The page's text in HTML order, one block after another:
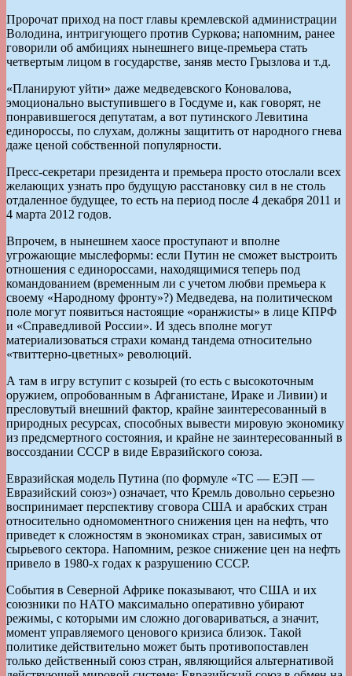
Пророчат приход на пост главы кремлевской администрации
Володина, интригующего против Суркова; напомним, ранее
говорили об амбициях нынешнего вице-премьера стать
четвертым лицом в государстве, заняв место Грызлова и т.д.
«Планируют уйти» даже медведевского Коновалова,
эмоционально выступившего в Госдуме и, как говорят, не
понравившегося депутатам, а вот путинского Левитина
единороссы, по слухам, должны защитить от народного гнева
даже ценой собственной популярности.
Пресс-секретари президента и премьера просто отослали всех
желающих узнать про будущую расстановку сил в не столь
отдаленное будущее, то есть на период после 4 декабря 2011 и
4 марта 2012 годов.
Впрочем, в нынешнем хаосе проступают и вполне
угрожающие мыслеформы: если Путин не сможет выстроить
отношения с единороссами, находящимися теперь под
командованием (временным ли с учетом любви премьера к
своему «Народному фронту»?) Медведева, на политическом
поле могут появиться настоящие «оранжисты» в лице КПРФ
и «Справедливой России». И здесь вполне могут
материализоваться страхи команд тандема относительно
«твиттерно-цветных» революций.
А там в игру вступит с козырей (то есть с высокоточным
оружием, опробованным в Афганистане, Ираке и Ливии) и
пресловутый внешний фактор, крайне заинтересованный в
природных ресурсах, способных вывести мировую экономику
из предсмертного состояния, и крайне не заинтересованный в
воссоздании СССР в виде Евразийского союза.
Евразийская модель Путина (по формуле «ТС — ЕЭП —
Евразийский союз») означает, что Кремль довольно серьезно
воспринимает перспективу сговора США и арабских стран
относительно одномоментного снижения цен на нефть, что
приведет к сложностям в экономиках стран, зависимых от
сырьевого сектора. Напомним, резкое снижение цен на нефть
привело в 1980-х годах к разрушению СССР.
События в Северной Африке показывают, что США и их
союзники по НАТО максимально оперативно убирают
режимы, с которыми им сложно договариваться, а значит,
момент управляемого ценового кризиса близок. Такой
политике дейст­вительно может быть противопоставлен
только действенный союз стран, являющийся альтернативой